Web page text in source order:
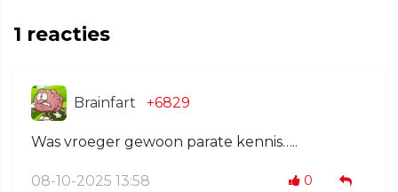
1 reacties
Brainfart +6829
Was vroeger gewoon parate kennis…..
08-10-2025 13:58 0